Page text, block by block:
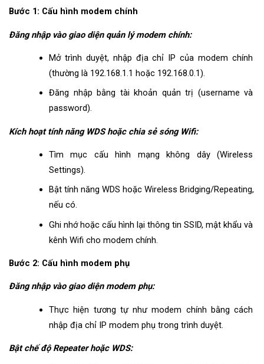
Bước 1: Cấu hình modem chính
Đăng nhập vào giao diện quản lý modem chính:
Mở trình duyệt, nhập địa chỉ IP của modem chính
(thường là 192.168.1.1 hoặc 192.168.0.1).
Đăng nhập bằng tài khoản quản trị (username và
password).
Kích hoạt tính năng WDS hoặc chia sẻ sóng Wifi:
Tìm mục cấu hình mạng không dây (Wireless
Settings).
Bật tính năng WDS hoặc Wireless Bridging/Repeating,
nếu có.
Ghi nhớ hoặc cấu hình lại thông tin SSID, mật khẩu và
kênh Wifi cho modem chính.
Bước 2: Cấu hình modem phụ
Đăng nhập vào giao diện modem phụ:
Thực hiện tương tự như modem chính bằng cách
nhập địa chỉ IP modem phụ trong trình duyệt.
Bật chế độ Repeater hoặc WDS: